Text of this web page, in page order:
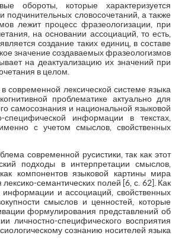
обороты, которые характеризуется
словосочетаний, а также
лежит процесс фразеологизации, при
на основании ассоциаций, то есть,
создание таких единиц, в составе
значение создаваемых фразеологизмов
на деактуализацию их значений при
в целом.
современной лексической системе языка
проблематике актуально для
самосознания и национальной языковой
информации в текстах,
с учетом смыслов, свойственных
современной русистики, так как этот
подходы в интерпретации смыслов,
компонентов языковой картины мира
семантических полей [6, с. 62]. Как
и ассоциаций, свойственных
смыслов и ценностей, которые
формулирования представлений об
личностно-специфического восприятия
сознанию носителей языка